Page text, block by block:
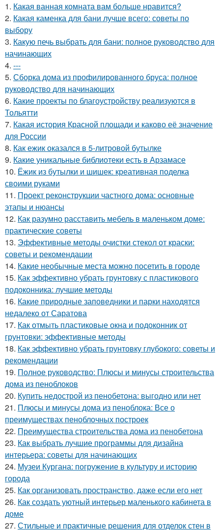
1. Какая ванная комната вам больше нравится?
2. Какая каменка для бани лучше всего: советы по
выбору
3. Какую печь выбрать для бани: полное руководство для
начинающих
4. ---
5. Сборка дома из профилированного бруса: полное
руководство для начинающих
6. Какие проекты по благоустройству реализуются в
Тольятти
7. Какая история Красной площади и каково её значение
для России
8. Как ежик оказался в 5-литровой бутылке
9. Какие уникальные библиотеки есть в Арзамасе
10. Ёжик из бутылки и шишек: креативная поделка
своими руками
11. Проект реконструкции частного дома: основные
этапы и нюансы
12. Как разумно расставить мебель в маленьком доме:
практические советы
13. Эффективные методы очистки стекол от краски:
советы и рекомендации
14. Какие необычные места можно посетить в городе
15. Как эффективно убрать грунтовку с пластикового
подоконника: лучшие методы
16. Какие природные заповедники и парки находятся
недалеко от Саратова
17. Как отмыть пластиковые окна и подоконник от
грунтовки: эффективные методы
18. Как эффективно убрать грунтовку глубокого: советы и
рекомендации
19. Полное руководство: Плюсы и минусы строительства
дома из пеноблоков
20. Купить недострой из пенобетона: выгодно или нет
21. Плюсы и минусы дома из пеноблока: Все о
преимуществах пеноблочных построек
22. Преимущества строительства дома из пенобетона
23. Как выбрать лучшие программы для дизайна
интерьера: советы для начинающих
24. Музеи Кургана: погружение в культуру и историю
города
25. Как организовать пространство, даже если его нет
26. Как создать уютный интерьер маленького кабинета в
доме
27. Стильные и практичные решения для отделок стен в